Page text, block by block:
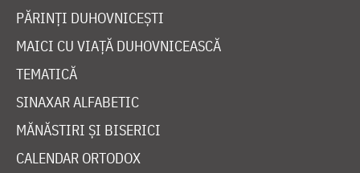
PĂRINȚI DUHOVNICEȘTI
MAICI CU VIAȚĂ DUHOVNICEASCĂ
TEMATICĂ
SINAXAR ALFABETIC
MĂNĂSTIRI ȘI BISERICI
CALENDAR ORTODOX